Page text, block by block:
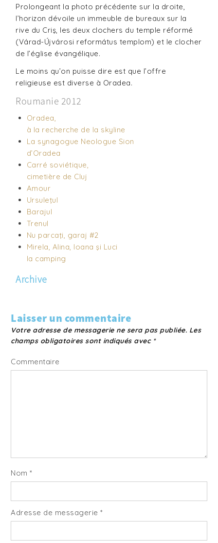
Prolongeant la photo précédente sur la droite,
l’horizon dévoile un immeuble de bureaux sur la
rive du Criş, les deux clochers du temple réformé
(Várad-Újvárosi református templom) et le clocher
de l’église évangélique.
Le moins qu’on puisse dire est que l’offre
religieuse est diverse à Oradea.
Roumanie 2012
Oradea,
à la recherche de la skyline
La synagogue Neologue Sion
d’Oradea
Carré soviétique,
cimetière de Cluj
Amour
Ursuleţul
Barajul
Trenul
Nu parcaţi, garaj #2
Mirela, Alina, Ioana şi Luci
la camping
Archive
Laisser un commentaire
Votre adresse de messagerie ne sera pas publiée. Les
champs obligatoires sont indiqués avec *
Commentaire
Nom*
Adresse de messagerie*